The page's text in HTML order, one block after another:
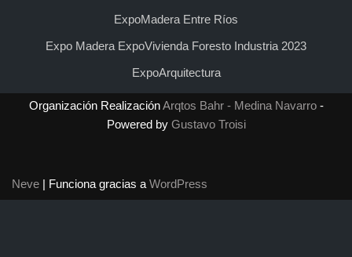
ExpoMadera Entre Ríos
Expo Madera ExpoVivienda Foresto Industria 2023
ExpoArquitectura
Organización RealizaciónArqtos Bahr - Medina Navarro-
Powered by Gustavo Troisi
Neve | Funciona gracias a WordPress